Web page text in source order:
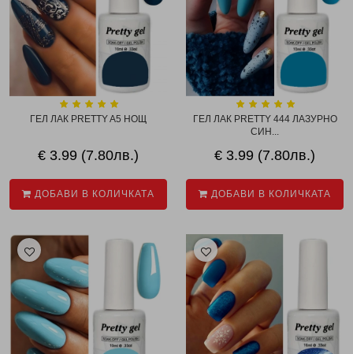
ГЕЛ ЛАК PRETTY A5 НОЩ
€ 3.99 (7.80лв.)
ДОБАВИ В КОЛИЧКАТА
ГЕЛ ЛАК PRETTY 444 ЛАЗУРНО
СИН...
€ 3.99 (7.80лв.)
ДОБАВИ В КОЛИЧКАТА